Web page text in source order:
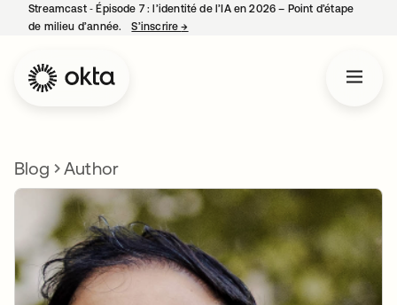
Streamcast ‑ Épisode 7 : l’identité de l’IA en 2026 – Point d’étape
de milieu d’année.
S’inscrire→
Blog Author